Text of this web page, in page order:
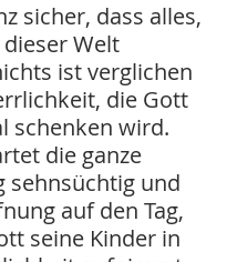
sicher, dass alles,
Welt
ist verglichen
die Gott
schenken wird.
die ganze
sehnsüchtig und
auf den Tag,
seine Kinder in